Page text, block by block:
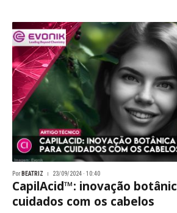
Por BEATRIZ 23/09/2024 · 10:40
CapilAcid™: inovação
cuidados com os cabelos